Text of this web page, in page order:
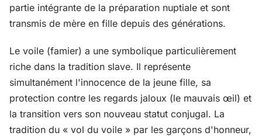
partie intégrante de la préparation nuptiale et sont
transmis de mère en fille depuis des générations.
Le voile (famier) a une symbolique particulièrement
riche dans la tradition slave. Il représente
simultanément l'innocence de la jeune fille, sa
protection contre les regards jaloux (le mauvais œil) et
la transition vers son nouveau statut conjugal. La
tradition du « vol du voile » par les garçons d'honneur,